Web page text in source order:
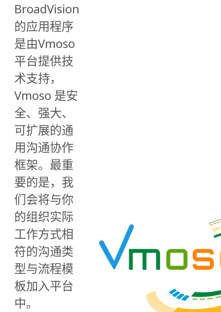
BroadVision
的应用程序
是由Vmoso
平台提供技
术支持，
Vmoso 是安
全、强大、
可扩展的通
用沟通协作
框架。最重
要的是，我
们会将与你
的组织实际
工作方式相
符的沟通类
型与流程模
板加入平台
中。